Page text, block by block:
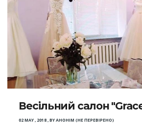
Весільний салон
02 MAY , 2018,BYАНОНІМ (НЕ ПЕРЕВІРЕНО)